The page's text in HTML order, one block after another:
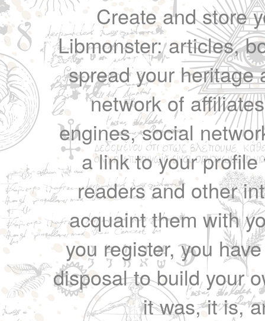
Create and store
Libmonster: articles,
spread your heritage
network of
engines, social
a link to your
readers and other
acquaint them with
you register, you
disposal to build your
it was, it is,